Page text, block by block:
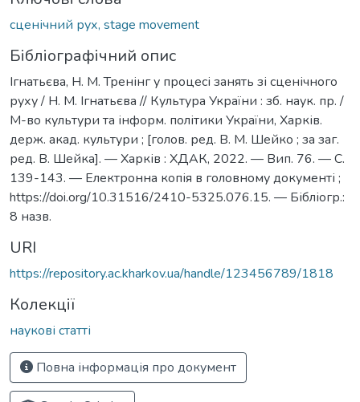
сценічний рух, stage movement
Бібліографічний опис
Ігнатьєва, Н. М. Тренінг у процесі занять зі сценічного
руху / Н. М. Ігнатьєва // Культура України : зб. наук. пр. /
М-во культури та інформ. політики України, Харків.
держ. акад. культури ; [голов. ред. В. М. Шейко ; за заг.
ред. В. Шейка]. — Харків : ХДАК, 2022. — Вип. 76. — С.
139-143. — Електронна копія в головному документі ;
https://doi.org/10.31516/2410-5325.076.15. — Бібліогр.:
8 назв.
URI
https://repository.ac.kharkov.ua/handle/123456789/1818
Колекції
наукові статті
Повна інформація про документ